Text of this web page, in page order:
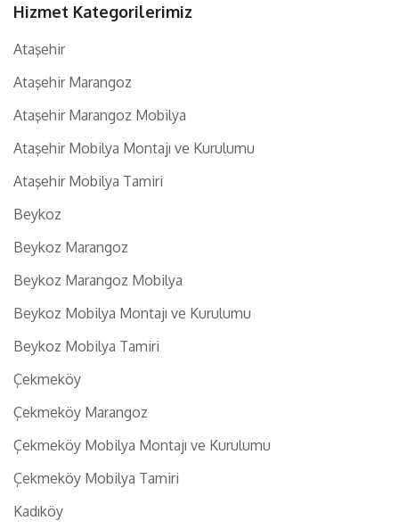
Hizmet Kategorilerimiz
Ataşehir
Ataşehir Marangoz
Ataşehir Marangoz Mobilya
Ataşehir Mobilya Montajı ve Kurulumu
Ataşehir Mobilya Tamiri
Beykoz
Beykoz Marangoz
Beykoz Marangoz Mobilya
Beykoz Mobilya Montajı ve Kurulumu
Beykoz Mobilya Tamiri
Çekmeköy
Çekmeköy Marangoz
Çekmeköy Mobilya Montajı ve Kurulumu
Çekmeköy Mobilya Tamiri
Kadıköy